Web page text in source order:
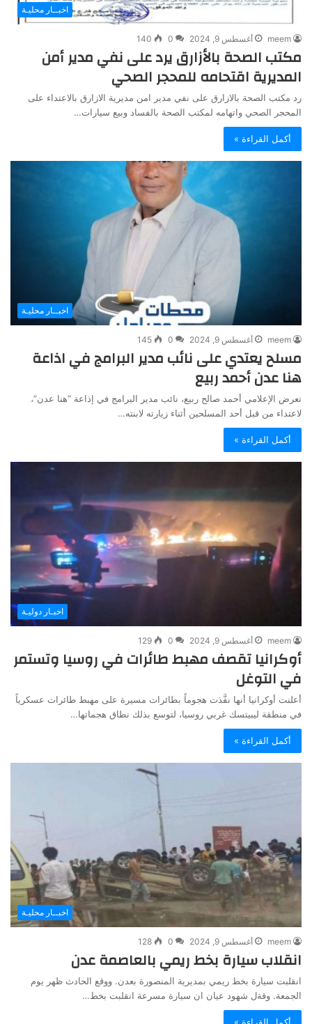
اخبــار محليـة
meem أغسطس 9, 2024 0
140
مكتب الصحة بالأزارق يرد على نفي مدير أمن
المديرية اقتحامه للمحجر الصحي
رد مكتب الصحة بالازارق على نفي مدير امن مديرية الازارق بالاعتداء على
المحجر الصحي واتهامه لمكتب الصحة بالفساد وبيع سيارات…
أكمل القراءة »
اخبــار محليـة
meem أغسطس 9, 2024 0
145
مسلح يعتدي على نائب مدير البرامج في اذاعة
هنا عدن أحمد ربيع
تعرض الإعلامي أحمد صالح ربيع، نائب مدير البرامج في إذاعة “هنا عدن”،
لاعتداء من قبل أحد المسلحين أثناء زيارته لابنته…
أكمل القراءة »
اخبـار دوليـة
meem أغسطس 9, 2024 0
129
أوكرانيا تقصف مهبط طائرات في روسيا وتستمر
في التوغل
أعلنت أوكرانيا أنها نفَّذت هجوماً بطائرات مسيرة على مهبط طائرات عسكرياً
في منطقة ليبيتسك غربي روسيا، لتوسع بذلك نطاق هجماتها…
أكمل القراءة »
اخبــار محليـة
meem أغسطس 9, 2024 0
128
انقلاب سيارة بخط ريمي بالعاصمة عدن
انقلبت سيارة بخط ريمي بمديرية المنصورة بعدن. ووقع الحادث ظهر يوم
الجمعة. وقةل شهود عيان ان سيارة مسرعة انقلبت بخط…